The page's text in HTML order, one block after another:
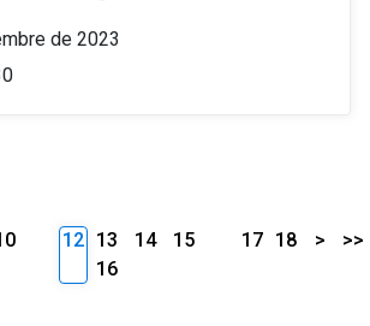
de 2023
12 13 14
15
16
17 18 > >>